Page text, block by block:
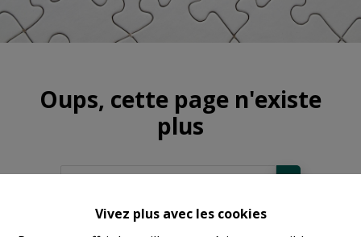
Vivez plus avec les cookies
Oups, cette page n'existe
plus
À Vendre